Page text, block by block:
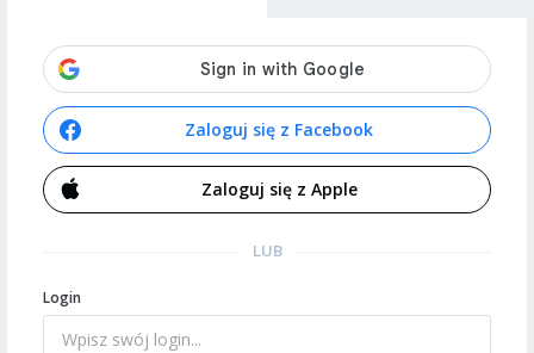
Zaloguj się z Facebook
Zaloguj się z Apple
LUB
Login